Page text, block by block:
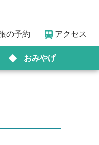
の予約 アクセス
おみやげ